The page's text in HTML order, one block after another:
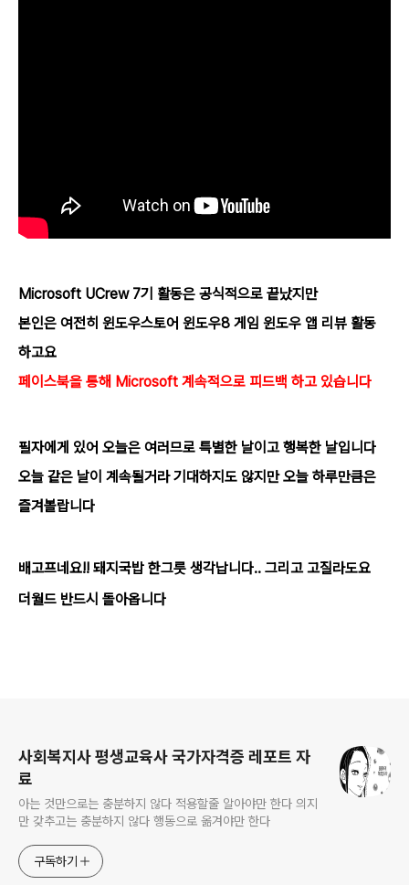
Microsoft UCrew 7기 활동은 공식적으로 끝났지만
본인은 여전히 윈도우스토어 윈도우8 게임 윈도우 앱 리뷰 활동
하고요
페이스북을 통해 Microsoft 계속적으로 피드백 하고 있습니다
필자에게 있어 오늘은 여러므로 특별한 날이고 행복한 날입니다
오늘 같은 날이 계속될거라 기대하지도 않지만 오늘 하루만큼은
즐겨볼랍니다
배고프네요!! 돼지국밥 한그릇 생각납니다.. 그리고 고질라도요
더월드 반드시 돌아옵니다
사회복지사 평생교육사 국가자격증 레포트 자
료
아는 것만으로는 충분하지 않다 적용할줄 알아야만 한다 의지
만 갖추고는 충분하지 않다 행동으로 옮겨야만 한다
구독하기